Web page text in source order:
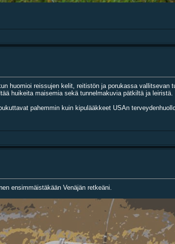
huomioi reissujen kelit, reitistön ja porukassa vallitsevan
huikeita maisemia sekä tunnelmakuvia pätkiltä ja leiristä.
pahemmin kuin kipulääkkeet USAn
ensimmäistäkään Venäjän retkeäni.